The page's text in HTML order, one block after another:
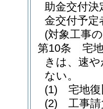
助金交付決
金交付予
(対象工事
第10条
宅
きは、速
ない。
(1)
宅地
(2)
工事